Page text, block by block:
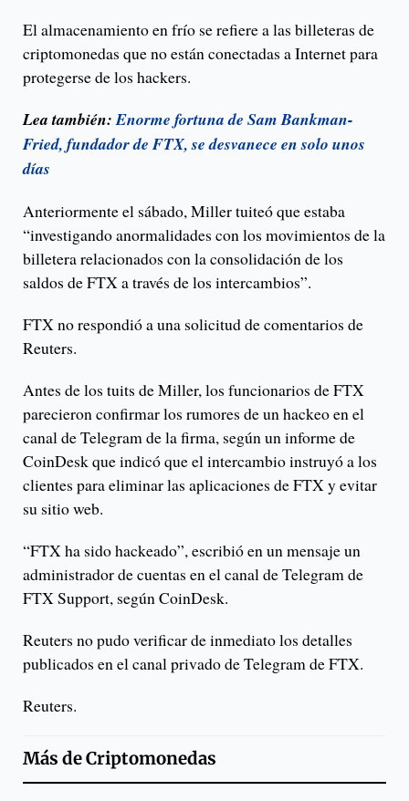
El almacenamiento en frío se refiere a las billeteras de
criptomonedas que no están conectadas a Internet para
protegerse de los hackers.
Lea también:Enorme fortuna de Sam Bankman-
Fried, fundador de FTX, se desvanece en solo unos
días
Anteriormente el sábado, Miller tuiteó que estaba
“investigando anormalidades con los movimientos de la
billetera relacionados con la consolidación de los
saldos de FTX a través de los intercambios”.
FTX no respondió a una solicitud de comentarios de
Reuters.
Antes de los tuits de Miller, los funcionarios de FTX
parecieron confirmar los rumores de un hackeo en el
canal de Telegram de la firma, según un informe de
CoinDesk que indicó que el intercambio instruyó a los
clientes para eliminar las aplicaciones de FTX y evitar
su sitio web.
“FTX ha sido hackeado”, escribió en un mensaje un
administrador de cuentas en el canal de Telegram de
FTX Support, según CoinDesk.
Reuters no pudo verificar de inmediato los detalles
publicados en el canal privado de Telegram de FTX.
Reuters.
Más deCriptomonedas